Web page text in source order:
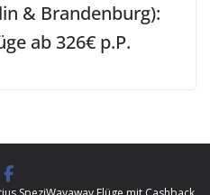
& Brandenburg):
ab 326€ p.P.